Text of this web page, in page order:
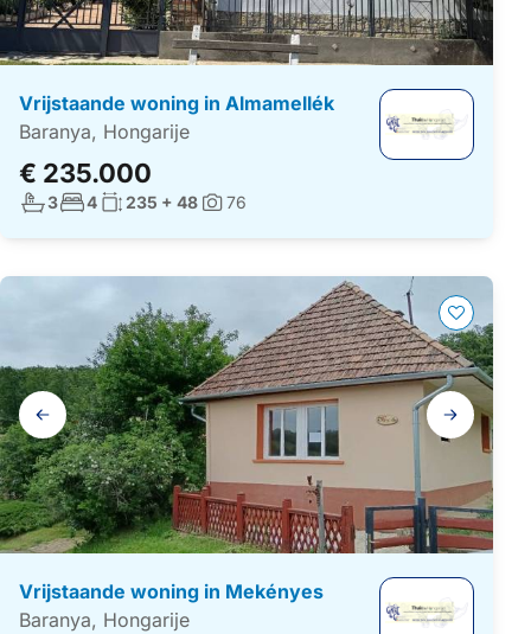
Vrijstaande woning in Almamellék
Baranya, Hongarije
€ 235.000
Aantal badkamers:
3Aantal slaapkamers:
4Woonoppervlakte:
235 + 48Foto's:
76
Galerij
navigatie
Vrijstaande woning in Mekényes
Baranya, Hongarije